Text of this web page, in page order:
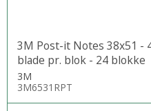
3M Post-it Notes 38x51 -
blade pr. blok - 24 blokke
3M
3M6531RPT